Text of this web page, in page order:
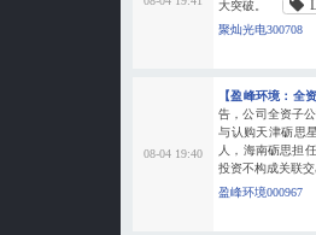
大突破。
聚灿光电300708
08-04 19:40
【盈峰环境：全
告，公司全资子
与认购天津砺思
人，海南砺思担
投资不构成关联
盈峰环境000967